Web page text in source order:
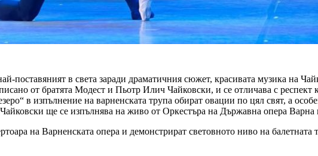
поставяният в света заради драматичния сюжет, красивата музика на
от братята Модест и Пьотр Илич Чайковски, и се отличава с
в изпълнение на варненската трупа обират овации по цял свят, а
ще се изпълнява на живо от Оркестъра на Държавна опера
на Варненската опера и демонстрират световното ниво на